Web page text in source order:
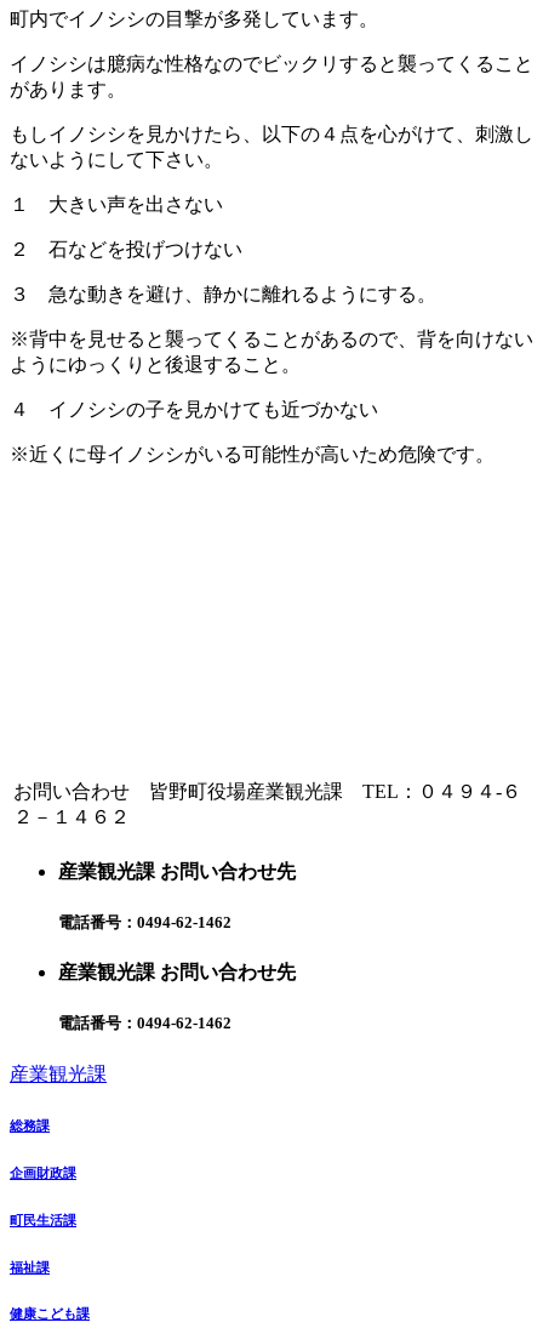
町内でイノシシの目撃が多発しています。
イノシシは臆病な性格なのでビックリすると襲ってくること
があります。
もしイノシシを見かけたら、以下の４点を心がけて、刺激し
ないようにして下さい。
１ 大きい声を出さない
２ 石などを投げつけない
３ 急な動きを避け、静かに離れるようにする。
※背中を見せると襲ってくることがあるので、背を向けない
ようにゆっくりと後退すること。
４ イノシシの子を見かけても近づかない
※近くに母イノシシがいる可能性が高いため危険です。
お問い合わせ 皆野町役場産業観光課 TEL：０４９４-６
２－１４６２
産業観光課 お問い合わせ先
電話番号： 0494-62-1462
産業観光課 お問い合わせ先
電話番号： 0494-62-1462
産業観光課
総務課
企画財政課
町民生活課
福祉課
健康こども課